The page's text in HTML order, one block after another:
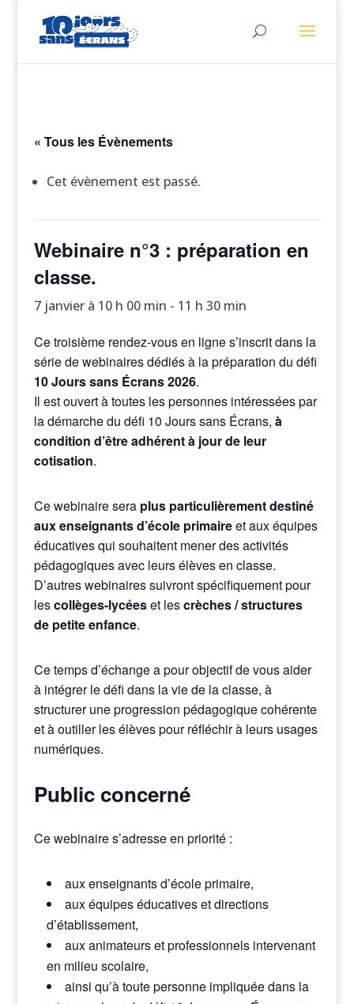
« Tous les Évènements
Cet évènement est passé.
Webinaire n°3 : préparation en
classe.
7 janvier à 10 h 00 min - 11 h 30 min
Ce troisième rendez-vous en ligne s’inscrit dans la
série de webinaires dédiés à la préparation du défi
10 Jours sans Écrans 2026.
Il est ouvert à toutes les personnes intéressées par
la démarche du défi 10 Jours sans Écrans, à
condition d’être adhérent à jour de leur
cotisation.
Ce webinaire sera plus particulièrement destiné
aux enseignants d’école primaireet aux équipes
éducatives qui souhaitent mener des activités
pédagogiques avec leurs élèves en classe.
D’autres webinaires suivront spécifiquement pour
lescollèges-lycéeset lescrèches / structures
de petite enfance.
Ce temps d’échange a pour objectif de vous aider
à intégrer le défi dans la vie de la classe, à
structurer une progression pédagogique cohérente
et à outiller les élèves pour réfléchir à leurs usages
numériques.
Public concerné
Ce webinaire s’adresse en priorité :
aux enseignants d’école primaire,
aux équipes éducatives et directions
d’établissement,
aux animateurs et professionnels intervenant
en milieu scolaire,
ainsi qu’à toute personne impliquée dans la